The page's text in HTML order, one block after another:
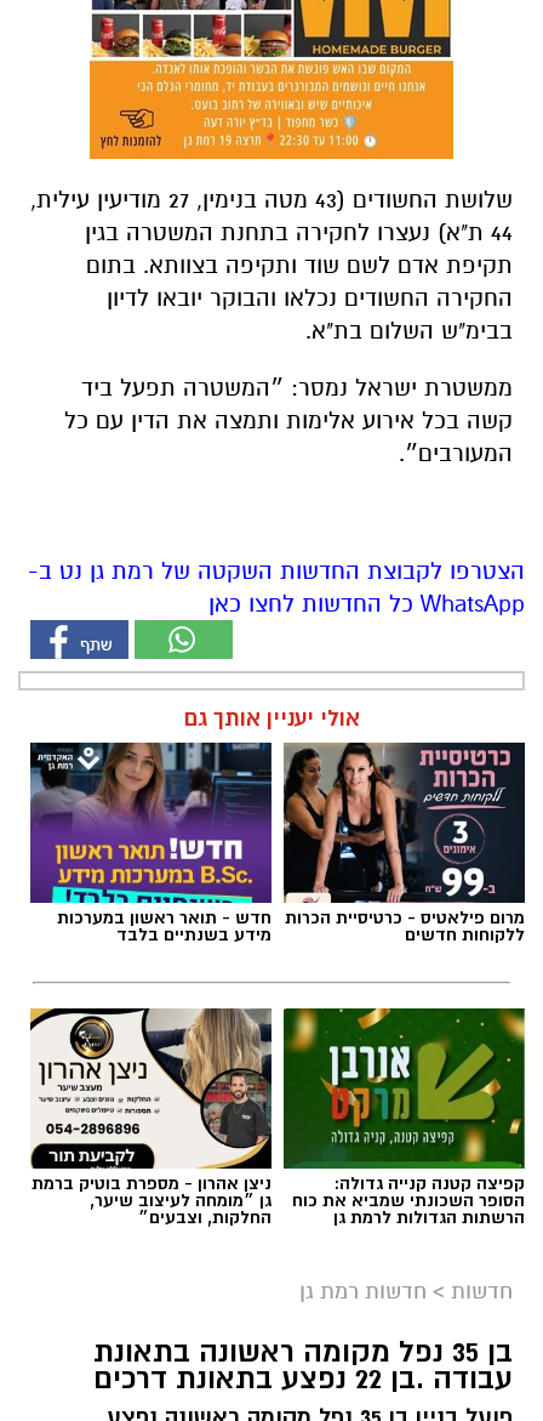
שלושת החשודים (43 מטה בנימין, 27 מודיעין עילית,
44 ת"א) נעצרו לחקירה בתחנת המשטרה בגין
תקיפת אדם לשם שוד ותקיפה בצוותא. בתום
החקירה החשודים נכלאו והבוקר יובאו לדיון
בבימ"ש השלום בת"א.
ממשטרת ישראל נמסר: ״המשטרה תפעל ביד
קשה בכל אירוע אלימות ותמצה את הדין עם כל
המעורבים״.
הצטרפו לקבוצת החדשות השקטה של רמת גן נט ב-
WhatsApp כל החדשות לחצו כאן
אולי יעניין אותך גם
מרום פילאטיס - כרטיסיית הכרות
ללקוחות חדשים
חדש - תואר ראשון במערכות
מידע בשנתיים בלבד
קפיצה קטנה קנייה גדולה:
הסופר השכונתי שמביא את כוח
הרשתות הגדולות לרמת גן
ניצן אהרון - מספרת בוטיק ברמת
גן ״מומחה לעיצוב שיער,
החלקות, וצבעים״
חדשות > חדשות רמת גן
בן 35 נפל מקומה ראשונה בתאונת
עבודה .בן 22 נפצע בתאונת דרכים